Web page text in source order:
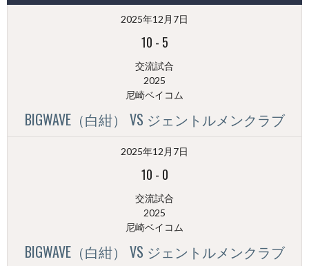
（月
2025年12月7日
10 - 5
交流試合
2025
尼崎ベイコム
BIGWAVE（白紺） VS ジェントルメンクラブ
2025年12月7日
10 - 0
交流試合
2025
尼崎ベイコム
BIGWAVE（白紺） VS ジェントルメンクラブ